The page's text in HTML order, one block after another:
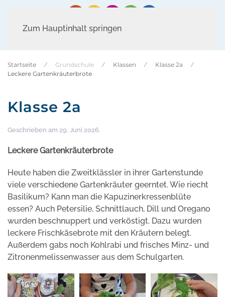
Zum Hauptinhalt springen
Startseite Grundschule Klassen
Klasse 2a
Leckere Gartenkräuterbrote
Klasse 2a
Geschrieben am 29. Juni 2026.
Leckere Gartenkräuterbrote
Heute haben die Zweitklässler in ihrer Gartenstunde
viele verschiedene Gartenkräuter geerntet. Wie riecht
Basilikum? Kann man die Kapuzinerkressenblüte
essen? Auch Petersilie, Schnittlauch, Dill und Oregano
wurden beschnuppert und verköstigt. Dazu wurden
leckere Frischkäsebrote mit den Kräutern belegt.
Außerdem gabs noch Kohlrabi und frisches Minz- und
Zitronenmelissenwasser aus dem Schulgarten.